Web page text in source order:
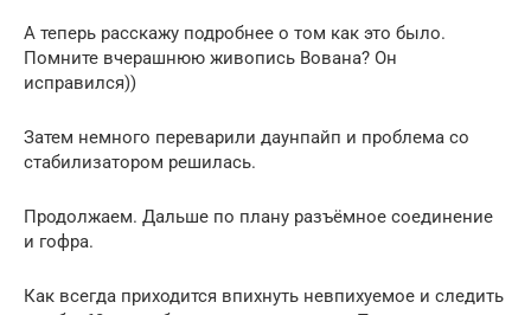
А теперь расскажу подробнее о том как это было.
Помните вчерашнюю живопись Вована? Он
исправился))
Затем немного переварили даунпайп и проблема со
стабилизатором решилась.
Продолжаем. Дальше по плану разъёмное соединение
и гофра.
Как всегда приходится впихнуть невпихуемое и следить